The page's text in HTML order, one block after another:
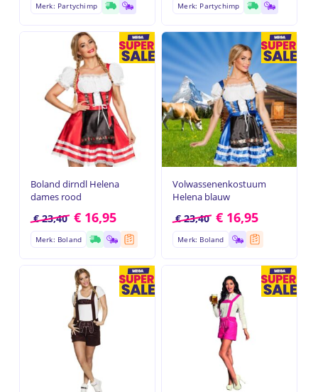
Geen producten in de
winkelwagen.
Go to shop
Merk: Partychimp Merk: Partychimp
Boland dirndl Helena
dames rood
€23,40 € 16,95
Merk: Boland
Volwassenenkostuum
Helena blauw
€23,40 € 16,95
Merk: Boland